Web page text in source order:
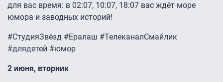
для вас время: в 02:07, 10:07, 18:07 вас ждёт море
юмора и заводных историй!
#СтудияЗвёзд #Ералаш #ТелеканалСмайлик
#длядетей #юмор
2 июня, вторник